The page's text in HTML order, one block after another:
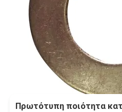
Πρωτότυπη ποιότητα